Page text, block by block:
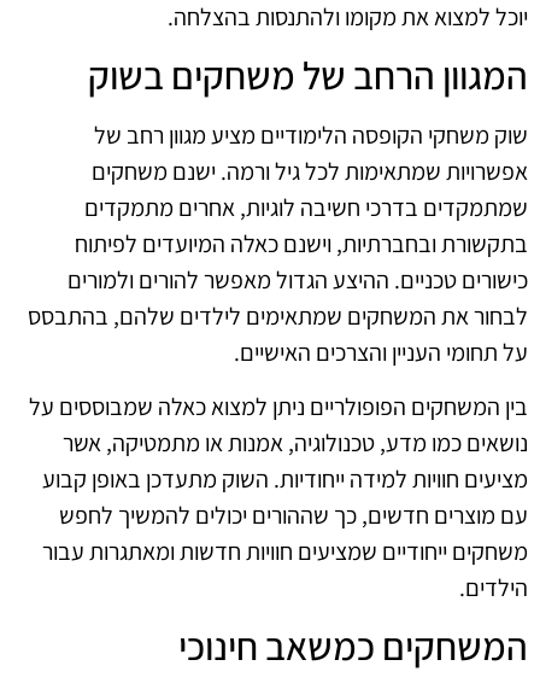
יוכל למצוא את מקומו ולהתנסות בהצלחה.
המגוון הרחב של משחקים בשוק
שוק משחקי הקופסה הלימודיים מציע מגוון רחב של
אפשרויות שמתאימות לכל גיל ורמה. ישנם משחקים
שמתמקדים בדרכי חשיבה לוגיות, אחרים מתמקדים
בתקשורת ובחברתיות, וישנם כאלה המיועדים לפיתוח
כישורים טכניים. ההיצע הגדול מאפשר להורים ולמורים
לבחור את המשחקים שמתאימים לילדים שלהם, בהתבסס
על תחומי העניין והצרכים האישיים.
בין המשחקים הפופולריים ניתן למצוא כאלה שמבוססים על
נושאים כמו מדע, טכנולוגיה, אמנות או מתמטיקה, אשר
מציעים חוויות למידה ייחודיות. השוק מתעדכן באופן קבוע
עם מוצרים חדשים, כך שההורים יכולים להמשיך לחפש
משחקים ייחודיים שמציעים חוויות חדשות ומאתגרות עבור
הילדים.
המשחקים כמשאב חינוכי